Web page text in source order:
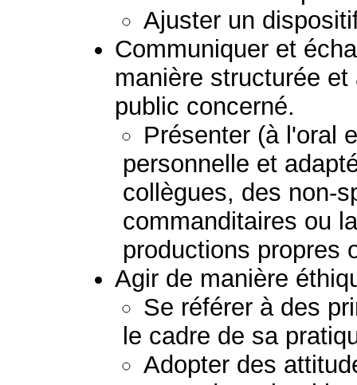
Ajuster un
Communiquer et
manière structurée
public concerné.
Présenter (à l'oral
personnelle et
collègues, des non-
commanditaires ou
productions propres
Agir de manière
Se référer à des
le cadre de sa
Adopter des